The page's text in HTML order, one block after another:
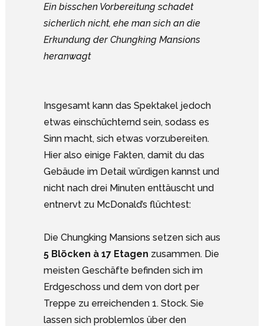
Ein bisschen Vorbereitung schadet
sicherlich nicht, ehe man sich an die
Erkundung der Chungking Mansions
heranwagt
Insgesamt kann das Spektakel jedoch
etwas einschüchternd sein, sodass es
Sinn macht, sich etwas vorzubereiten.
Hier also einige Fakten, damit du das
Gebäude im Detail würdigen kannst und
nicht nach drei Minuten enttäuscht und
entnervt zu McDonald’s flüchtest:
Die Chungking Mansions setzen sich aus
5 Blöcken à 17 Etagen zusammen. Die
meisten Geschäfte befinden sich im
Erdgeschoss und dem von dort per
Treppe zu erreichenden 1. Stock. Sie
lassen sich problemlos über den